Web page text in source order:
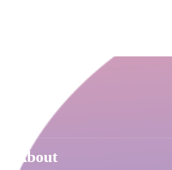
About